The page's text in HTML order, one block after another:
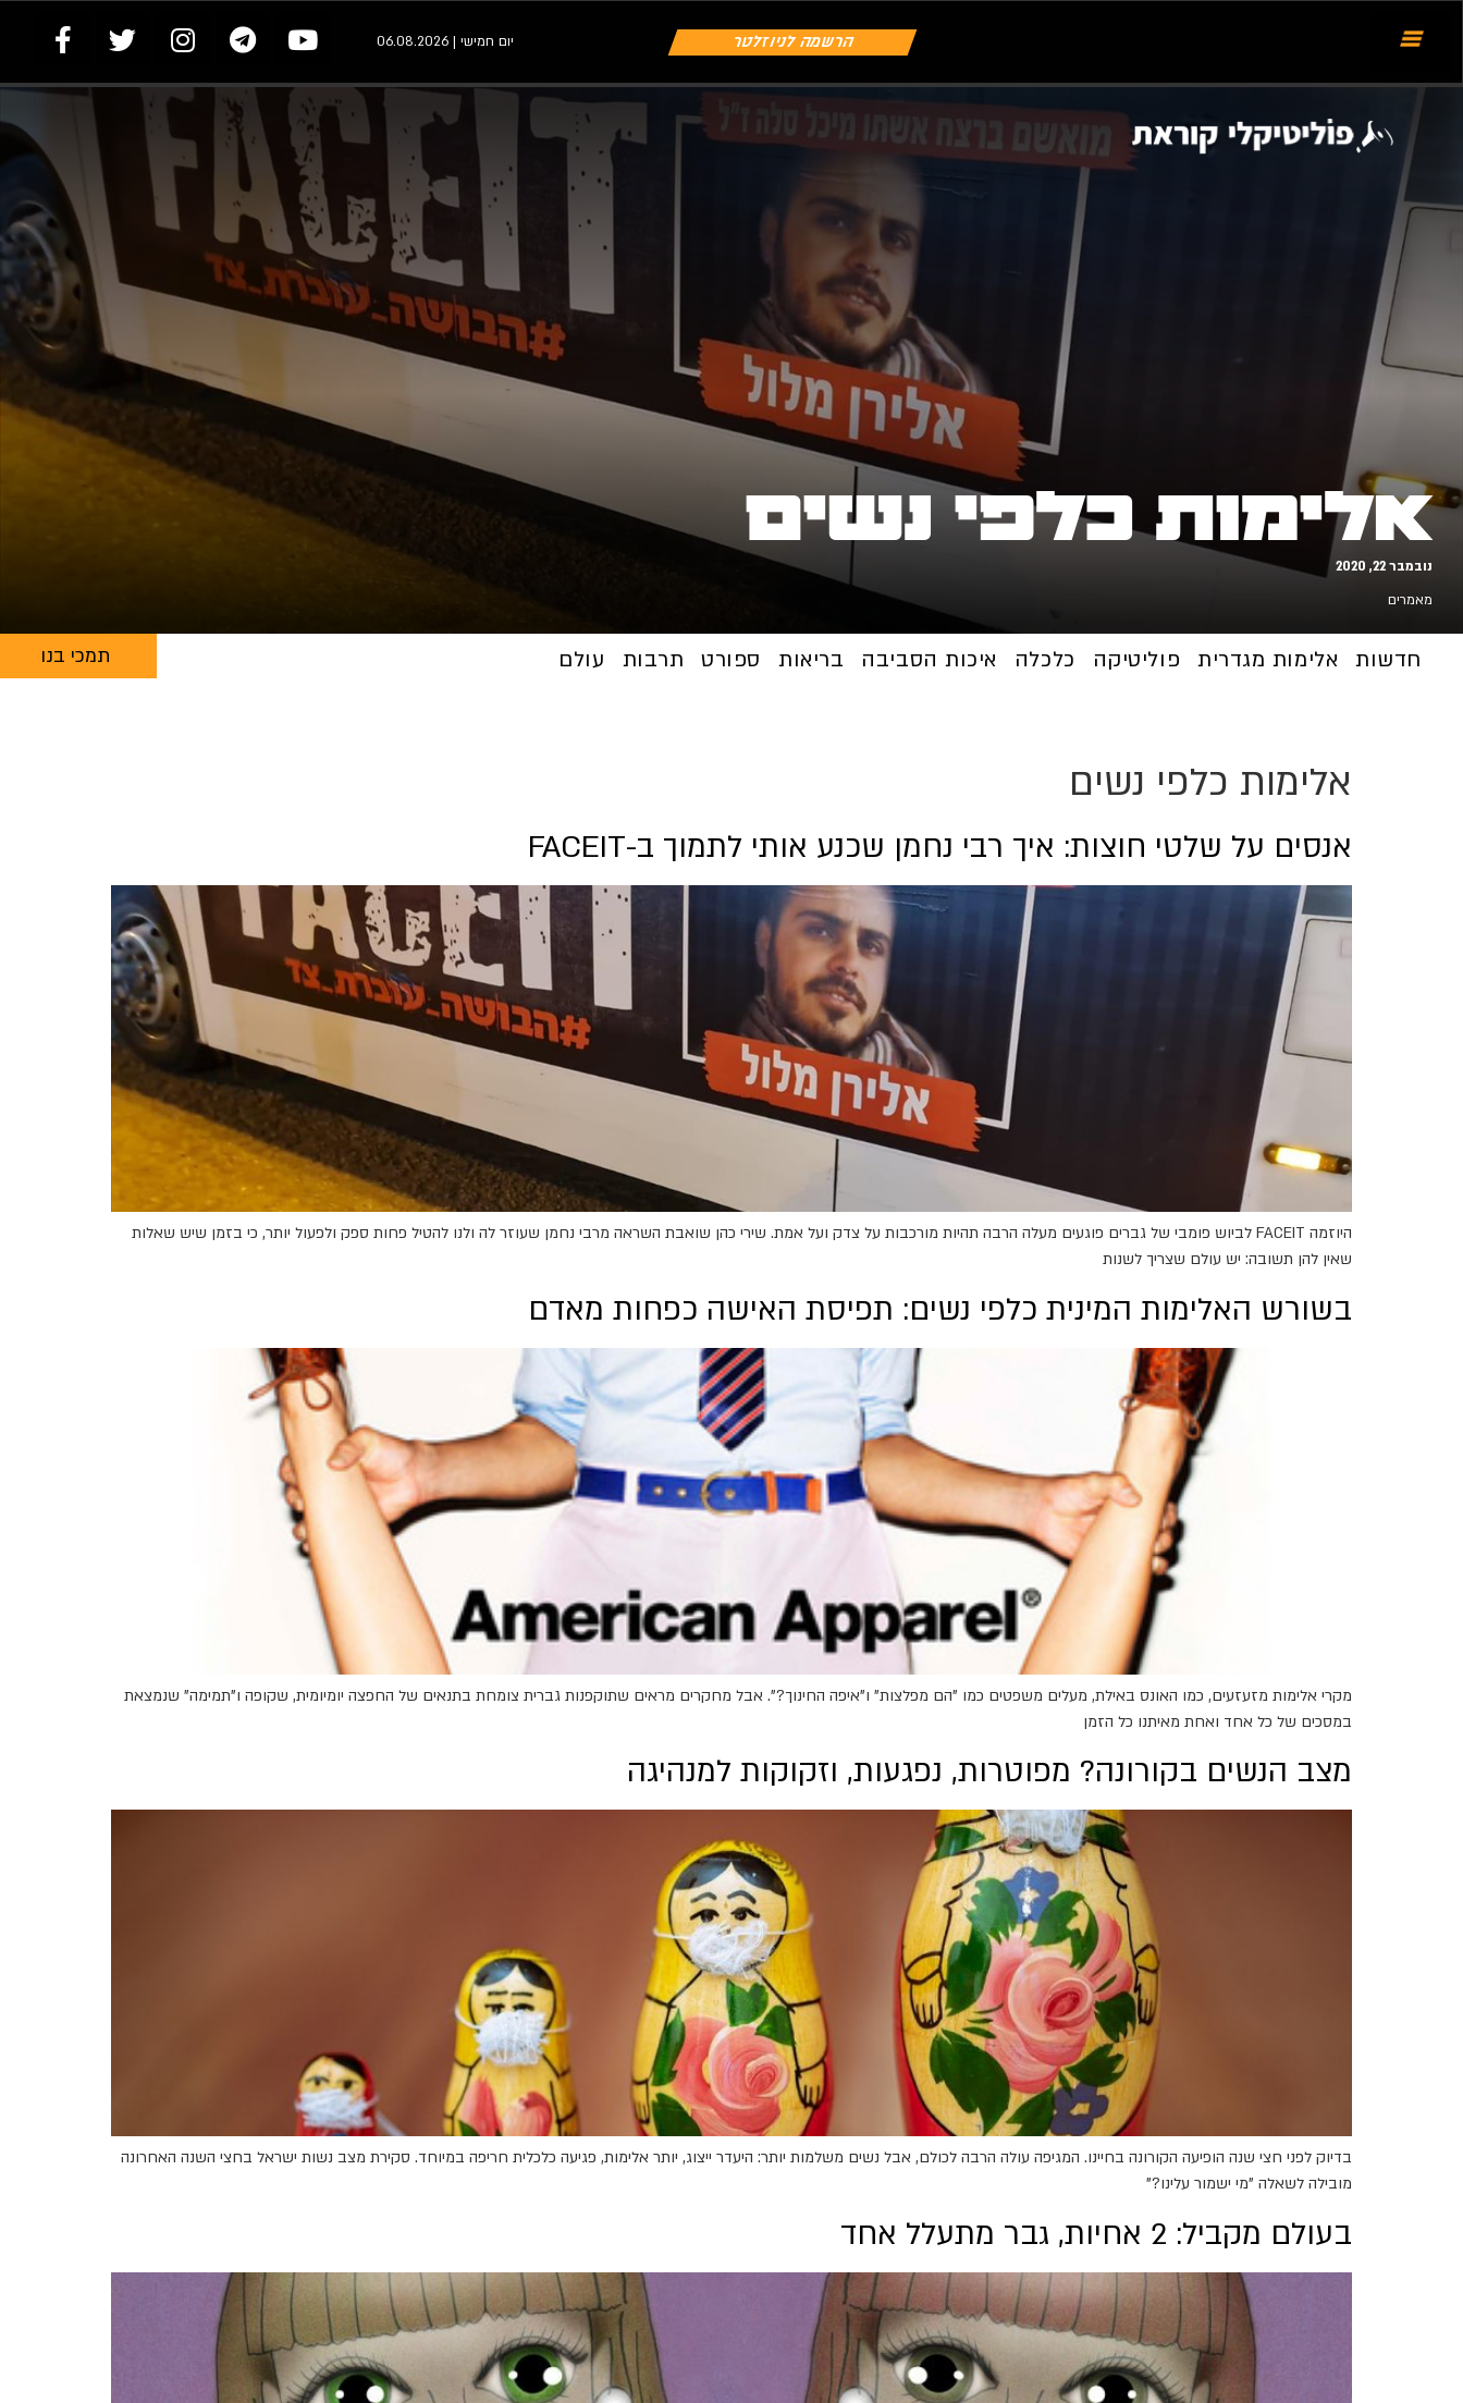
הרשמה לניוזלטר יום חמישי | 06.08.2026
אלימות כלפי נשים
נובמבר 22, 2020
מאמרים
חדשות אלימות מגדרית פוליטיקה כלכלה איכות הסביבה בריאות ספורט תרבות עולם תמכי בנו
אלימות כלפי נשים
אנסים על שלטי חוצות: איך רבי נחמן שכנע אותי לתמוך ב-FACEIT
היוזמה FACEIT לביוש פומבי של גברים פוגעים מעלה הרבה תהיות מורכבות על צדק ועל אמת. שירי כהן שואבת השראה מרבי נחמן שעוזר לה ולנו להטיל פחות ספק ולפעול יותר, כי בזמן שיש שאלות
שאין להן תשובה: יש עולם שצריך לשנות
בשורש האלימות המינית כלפי נשים: תפיסת האישה כפחות מאדם
מקרי אלימות מזעזעים, כמו האונס באילת, מעלים משפטים כמו "הם מפלצות" ו"איפה החינוך?". אבל מחקרים מראים שתוקפנות גברית צומחת בתנאים של החפצה יומיומית, שקופה ו"תמימה" שנמצאת
במסכים של כל אחד ואחת מאיתנו כל הזמן
מצב הנשים בקורונה? מפוטרות, נפגעות, וזקוקות למנהיגה
בדיוק לפני חצי שנה הופיעה הקורונה בחיינו. המגיפה עולה הרבה לכולם, אבל נשים משלמות יותר: היעדר ייצוג, יותר אלימות, פגיעה כלכלית חריפה במיוחד. סקירת מצב נשות ישראל בחצי השנה האחרונה
מובילה לשאלה "מי ישמור עלינו?"
בעולם מקביל: 2 אחיות, גבר מתעלל אחד